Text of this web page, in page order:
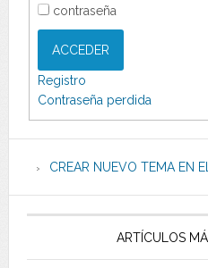
contraseña
ACCEDER
Registro
Contraseña perdida
CREAR NUEVO TEMA EN
ARTÍCULOS